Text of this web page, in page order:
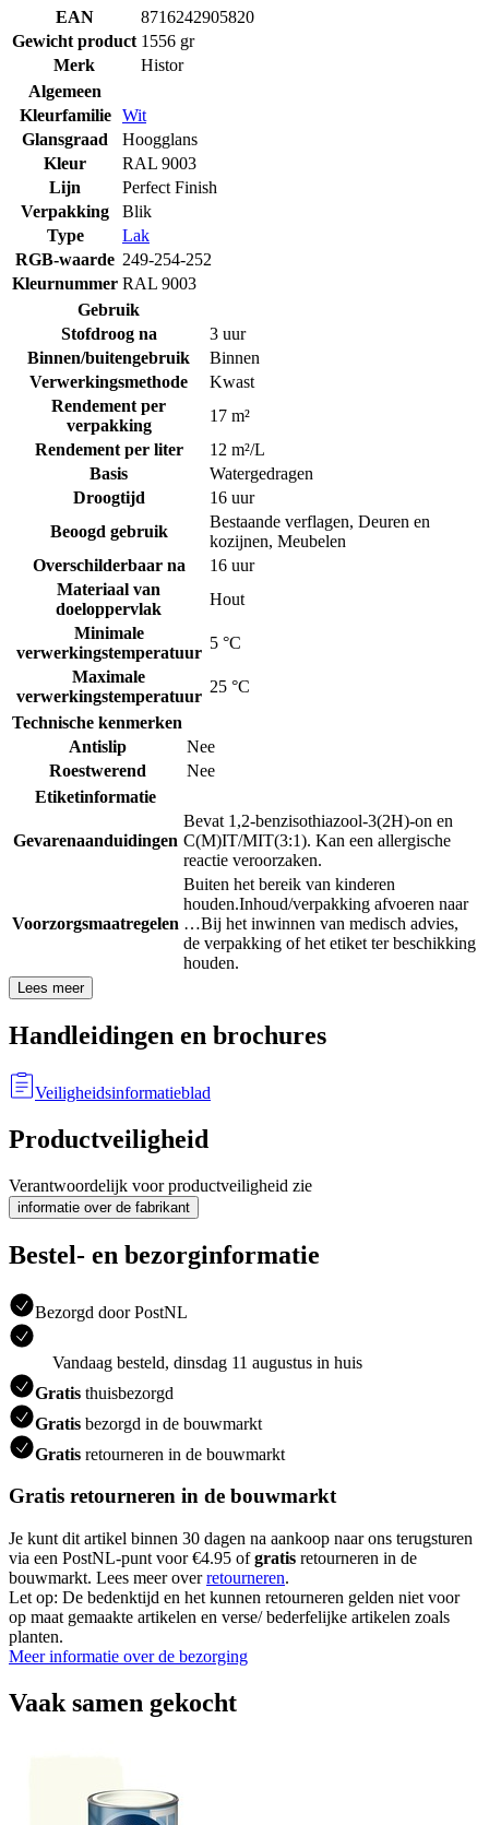
EAN
8716242905820
Gewicht product 1556 gr
Merk
Histor
Algemeen
Kleurfamilie
Wit
Glansgraad
Hoogglans
Kleur
RAL 9003
Lijn
Perfect Finish
Verpakking
Blik
Type
Lak
RGB-waarde 249-254-252
Kleurnummer RAL 9003
Gebruik
Stofdroog na
3 uur
Binnen/buitengebruik
Binnen
Verwerkingsmethode
Kwast
Rendement per
verpakking
17 m²
Rendement per liter
12 m²/L
Basis
Watergedragen
Droogtijd
16 uur
Beoogd gebruik
Bestaande verflagen, Deuren en
kozijnen, Meubelen
Overschilderbaar na
16 uur
Materiaal van
doeloppervlak
Hout
Minimale
verwerkingstemperatuur
5 °C
Maximale
verwerkingstemperatuur
25 °C
Technische kenmerken
Antislip
Nee
Roestwerend
Nee
Etiketinformatie
Gevarenaanduidingen
Bevat 1,2-benzisothiazool-3(2H)-on en
C(M)IT/MIT(3:1). Kan een allergische
reactie veroorzaken.
Voorzorgsmaatregelen
Buiten het bereik van kinderen
houden.Inhoud/verpakking afvoeren naar
…Bij het inwinnen van medisch advies,
de verpakking of het etiket ter beschikking
houden.
Lees meer
Handleidingen en brochures
Veiligheidsinformatieblad
Productveiligheid
Verantwoordelijk voor productveiligheid zie
informatie over de fabrikant
Bestel- en bezorginformatie
Bezorgd door PostNL
Vandaag besteld, dinsdag 11 augustus in huis
Gratis thuisbezorgd
Gratis bezorgd in de bouwmarkt
Gratis retourneren in de bouwmarkt
Gratis retourneren in de bouwmarkt
Je kunt dit artikel binnen 30 dagen na aankoop naar ons terugsturen
via een PostNL-punt voor €4.95 ofgratis retourneren in de
bouwmarkt. Lees meer overretourneren.
Let op: De bedenktijd en het kunnen retourneren gelden niet voor
op maat gemaakte artikelen en verse/ bederfelijke artikelen zoals
planten.
Meer informatie over de bezorging
Vaak samen gekocht